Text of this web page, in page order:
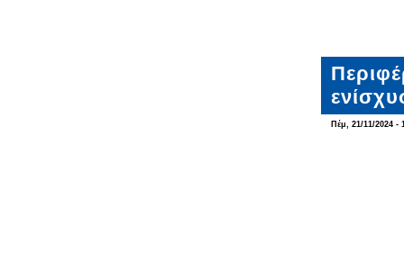
Πέμ, 21/11/2024 -